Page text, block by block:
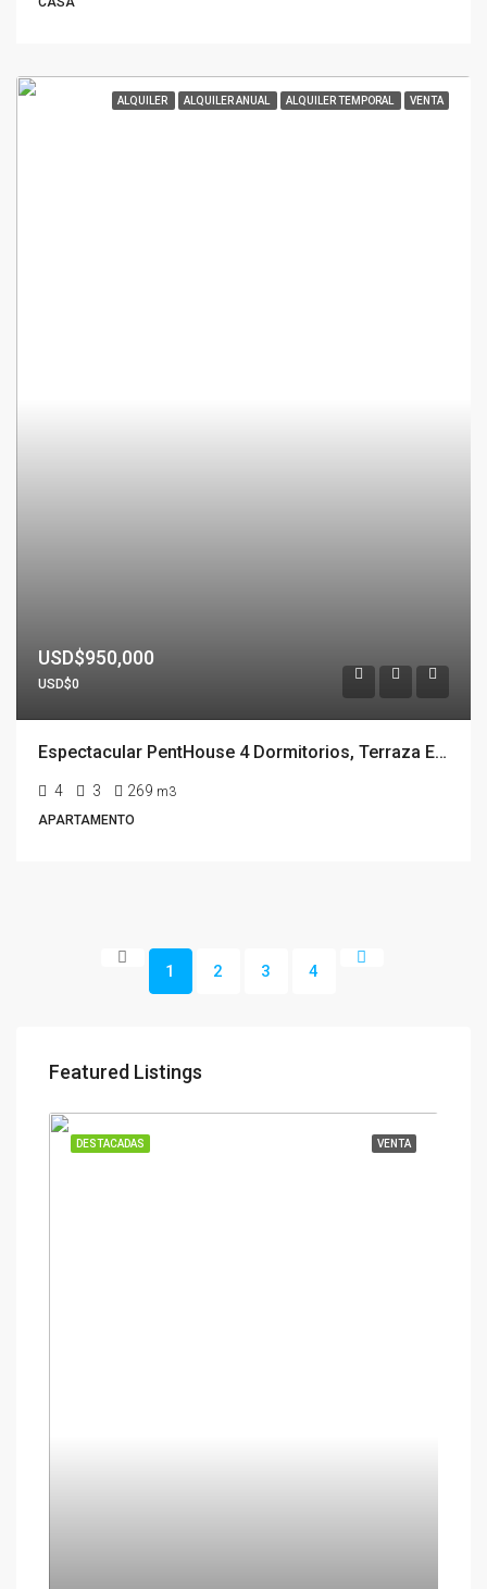
ALQUILER ALQUILER ANUAL ALQUILER TEMPORAL VENTA
USD$950,000
USD$0
Espectacular PentHouse 4 Dormitorios, Terraza EXCLUSIVA & Todos los Servicios, Edificio ISABEL, Punta Del Este
4 3 269 m3
APARTAMENTO
1 2 3 4
Featured Listings
VENTA
DESTACADAS